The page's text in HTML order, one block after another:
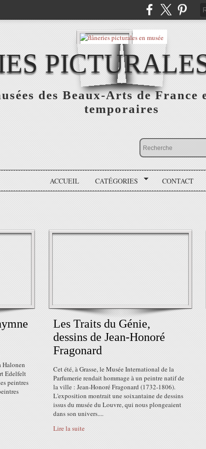
des Beaux-Arts de France
temporaires
ACCUEIL CATÉGORIES CONTACT
Halonen
Edelfelt
peintres
Les Traits du Génie,
dessins de Jean-Honoré
Fragonard
Cet été, à Grasse, le Musée International de la
Parfumerie rendait hommage à un peintre natif de
la ville : Jean-Honoré Fragonard (1732-1806).
L'exposition montrait une soixantaine de dessins
issus du musée du Louvre, qui nous plongeaient
dans son univers....
Lire la suite